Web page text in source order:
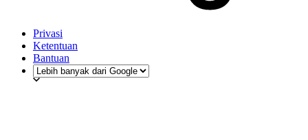
Privasi
Ketentuan
Bantuan